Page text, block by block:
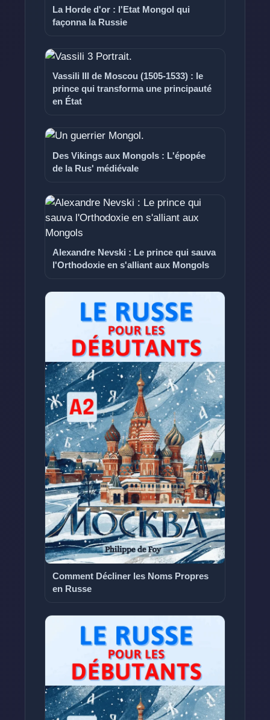
La Horde d'or : l'Etat Mongol qui
façonna la Russie
Vassili III de Moscou (1505-1533) : le
prince qui transforma une principauté
en État
Des Vikings aux Mongols : L'épopée
de la Rus' médiévale
Alexandre Nevski : Le prince qui sauva
l'Orthodoxie en s'alliant aux Mongols
Comment Décliner les Noms Propres
en Russe